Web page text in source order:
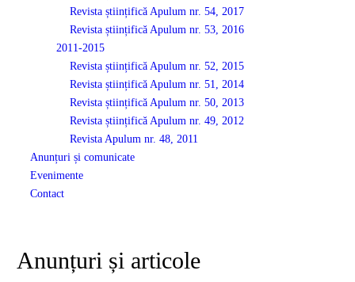
Revista științifică Apulum nr. 54, 2017
Revista științifică Apulum nr. 53, 2016
2011-2015
Revista științifică Apulum nr. 52, 2015
Revista științifică Apulum nr. 51, 2014
Revista științifică Apulum nr. 50, 2013
Revista științifică Apulum nr. 49, 2012
Revista Apulum nr. 48, 2011
Anunțuri și comunicate
Evenimente
Contact
Anunțuri și articole